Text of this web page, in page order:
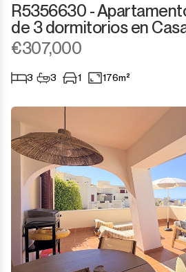
R5356630 -
de 3 dormitorios en
€307,000
3 3 1 176m²